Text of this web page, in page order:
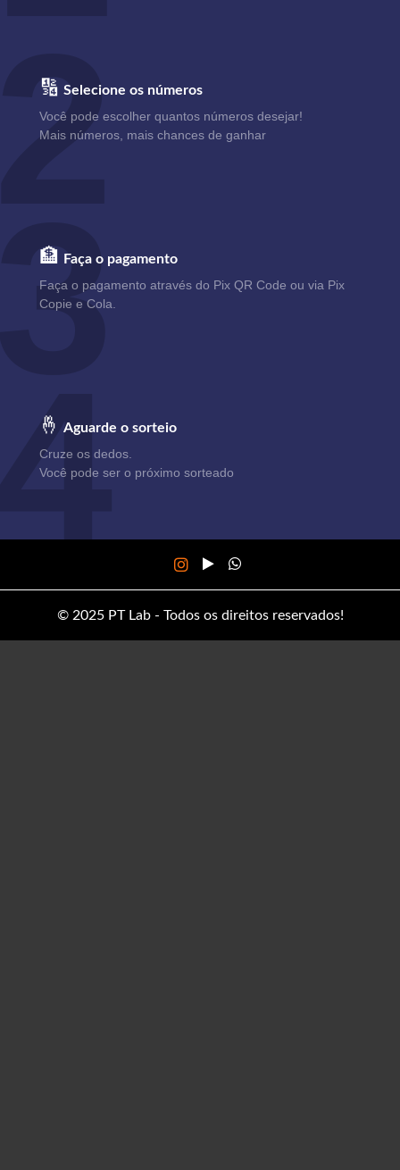
🔢 Selecione os números
Você pode escolher quantos números desejar!
Mais números, mais chances de ganhar
🏦
Faça o pagamento
Faça o pagamento através do Pix QR Code ou via Pix
Copie e Cola.
🤞 Aguarde o sorteio
Cruze os dedos.
Você pode ser o próximo sorteado
© 2025 PT Lab - Todos os direitos reservados!